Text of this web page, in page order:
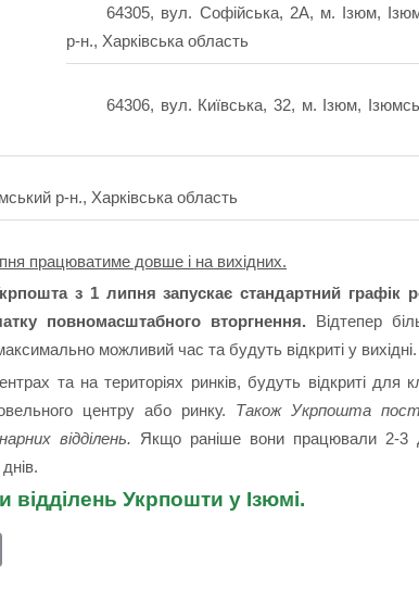
64305, вул. Софійська, 2А, м. Ізюм,
р-н., Харківська область
64306, вул. Київська, 32, м. Ізюм,
р-н., Харківська область
працюватиме довше і на вихідних.
з 1 липня запускає стандартний графік
повномасштабного вторгнення. Відтепер
можливий час та будуть відкриті у вихідні.
та на територіях ринків, будуть відкриті для
центру або ринку. Також Укрпошта
відділень. Якщо раніше вони працювали 2-3
відділень Укрпошти у Ізюмі.